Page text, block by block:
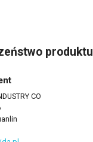
produktu
CO